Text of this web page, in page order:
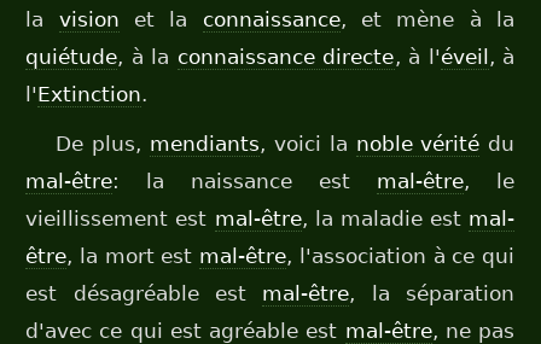
la vision et la connaissance, et mène à la
quiétude, à la connaissance directe, à l'éveil , à
l'Extinction.
De plus, mendiants, voici la noble vérité du
mal-être: la naissance est mal-être, le
vieillissement est mal-être, la maladie est mal-
être, la mort est mal-être, l'association à ce qui
est désagréable est mal-être, la séparation
d'avec ce qui est agréable est mal-être, ne pas